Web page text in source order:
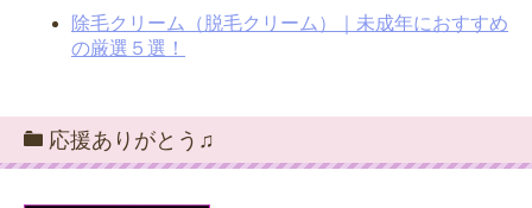
除毛クリーム（脱毛クリーム）｜未成年におすすめ
の厳選５選！
応援ありがとう♫